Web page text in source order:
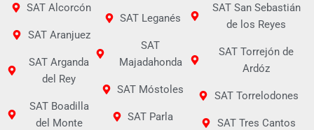
SAT Alcorcón
SAT Aranjuez
SAT Arganda
del Rey
SAT Boadilla
del Monte
SAT Leganés
SAT
Majadahonda
SAT Móstoles
SAT Parla
SAT San Sebastián
de los Reyes
SAT Torrejón de
Ardóz
SAT Torrelodones
SAT Tres Cantos